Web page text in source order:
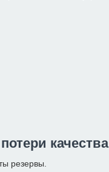
качества
резервы.